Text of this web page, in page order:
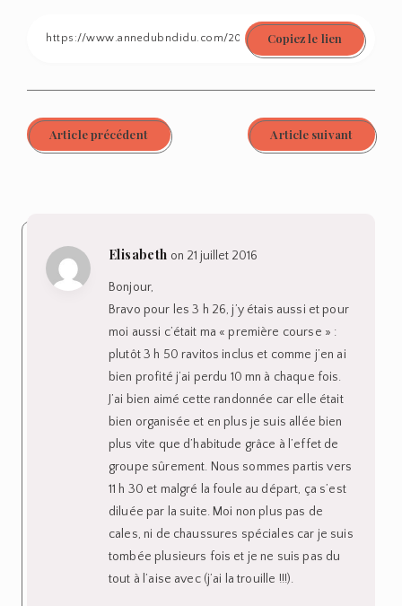
FacebookTwitter LinkedinPinterestEmail
Copiez le lien
Article précédent Article suivant
Elisabeth on 21 juillet 2016
Bonjour,
Bravo pour les 3 h 26, j’y étais aussi et pour
moi aussi c’était ma « première course » :
plutôt 3 h 50 ravitos inclus et comme j’en ai
bien profité j’ai perdu 10 mn à chaque fois.
J’ai bien aimé cette randonnée car elle était
bien organisée et en plus je suis allée bien
plus vite que d’habitude grâce à l’effet de
groupe sûrement. Nous sommes partis vers
11 h 30 et malgré la foule au départ, ça s’est
diluée par la suite. Moi non plus pas de
cales, ni de chaussures spéciales car je suis
tombée plusieurs fois et je ne suis pas du
tout à l’aise avec (j’ai la trouille !!!).